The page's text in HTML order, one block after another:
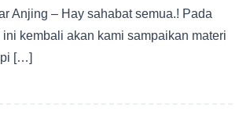
Anjing – Hay sahabat semua.! Pada
kembali akan kami sampaikan materi
[…]